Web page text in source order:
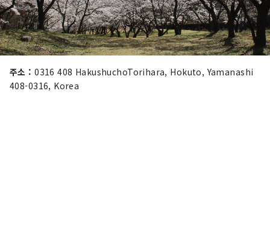
주소 : 0316 408 HakushuchoTorihara, Hokuto, Yamanashi
408-0316, Korea